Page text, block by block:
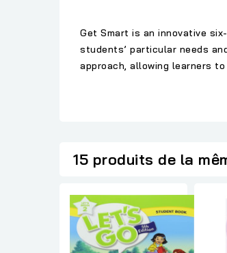
Get Smart is an innovative
students’ particular needs
approach, allowing learners
15 produits de la